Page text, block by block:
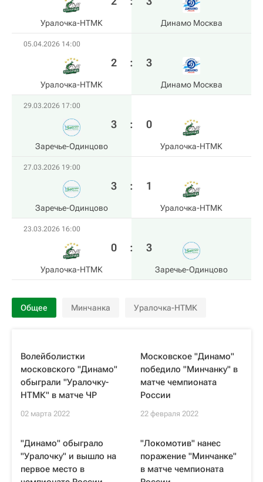
Уралочка-НТМК Динамо Москва
05.04.2026 14:00
Уралочка-НТМК
2 : 3
Динамо Москва
29.03.2026 17:00
Заречье-Одинцово
3 : 0
Уралочка-НТМК
27.03.2026 19:00
Заречье-Одинцово
3 : 1
Уралочка-НТМК
23.03.2026 16:00
Уралочка-НТМК
0 : 3
Заречье-Одинцово
Общее Минчанка Уралочка-НТМК
Волейболистки
московского "Динамо"
обыграли "Уралочку-
НТМК" в матче ЧР
02 марта 2022
Московское "Динамо"
победило "Минчанку" в
матче чемпионата
России
22 февраля 2022
"Динамо" обыграло
"Уралочку" и вышло на
первое место в
"Локомотив" нанес
поражение "Минчанке"
в матче чемпионата